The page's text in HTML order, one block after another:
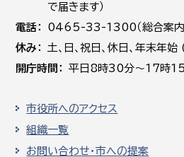
で届きます）
電話
0465-33-1300（総合案内
休み
土､日､祝日、休日、年末年
開庁時間
平日8時30分～17時
市役所へのアクセス
組織一覧
お問い合わせ・市への提案